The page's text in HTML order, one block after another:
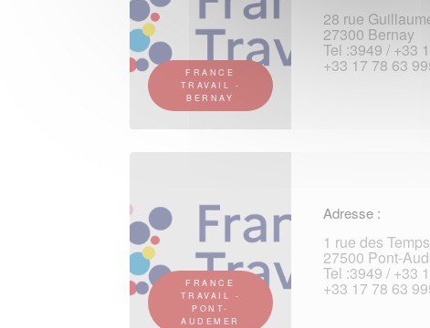
FRANCE
TRAVAIL -
BERNAY
28 rue
27300 Bernay
Tel :3949 / +33
+33 17 78 63
FRANCE
TRAVAIL -
PONT-
AUDEMER
Adresse :
1 rue des
27500 Pont-
Tel :3949 / +33
+33 17 78 63